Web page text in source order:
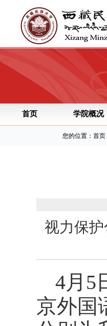
首页 学院概况
您的位置：首
视力保护
4月 5
京外国